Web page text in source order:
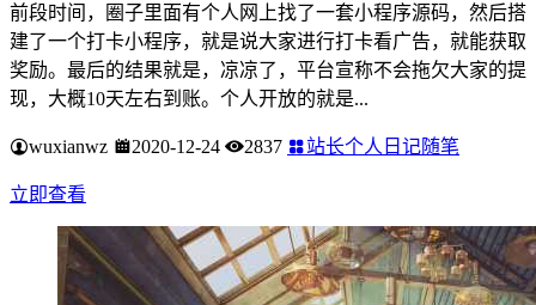
前段时间，圈子里面有个人网上找了一套小程序源码，然后搭
建了一个打卡小程序，就是说大家进行打卡看广告，就能获取
奖励。最后的结果就是，凉凉了，平台宣称不会拖欠大家的提
现，大概10天左右到账。个人开放的就是...
wuxianwz 2020-12-24 2837 站长个人日记随笔
立即查看